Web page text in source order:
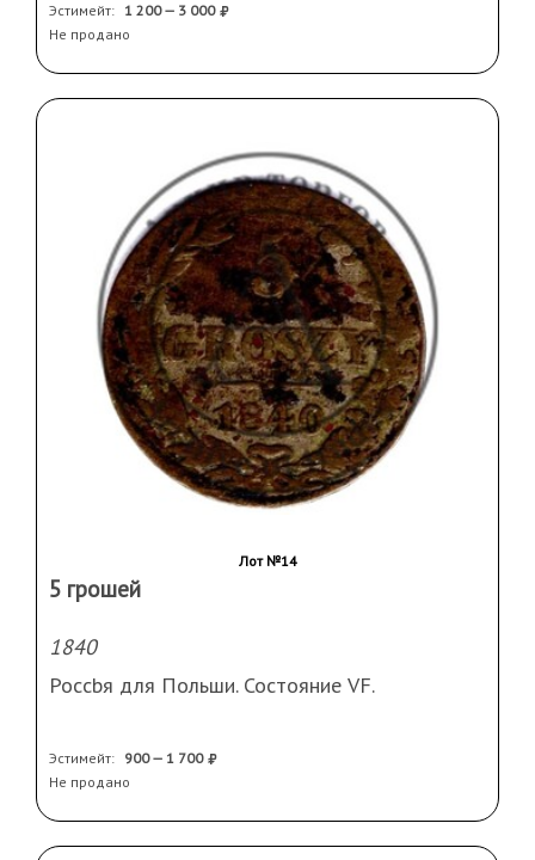
Эстимейт: 1 200 — 3 000
Не продано
Лот №14
5 грошей
1840
Россbя для Польши. Состояние VF.
Эстимейт: 900 — 1 700
Не продано